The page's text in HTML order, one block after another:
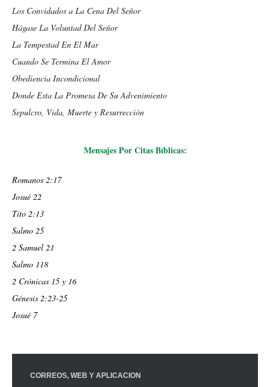
Los Convidados a La Cena Del Señor
Hágase La Voluntad Del Señor
La Tempestad En El Mar
Cuando Se Termina El Amor
Obediencia Incondicional
Donde Esta La Promesa De Su Advenimiento
Sepulcro, Vida, Muerte y Resurrección
Mensajes Por Citas Bíblicas:
Romanos 2:17
Josué 22
Tito 2:13
Salmo 25
2 Samuel 21
Salmo 118
2 Crónicas 15 y 16
Génesis 2:23-25
Josué 7
CORREOS, WEB Y APLICACIÓN